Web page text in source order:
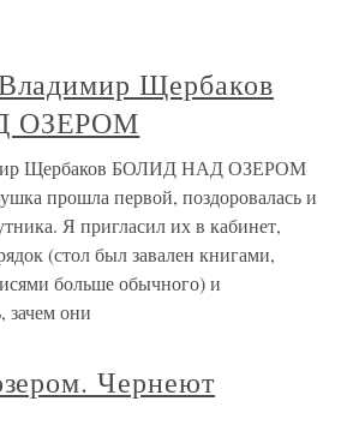
Щербаков
ОЗЕРОМ
Щербаков БОЛИД НАД ОЗЕРОМ
прошла первой, поздоровалась и
Я пригласил их в кабинет,
(стол был завален книгами,
больше обычного) и
зачем они
Чернеют